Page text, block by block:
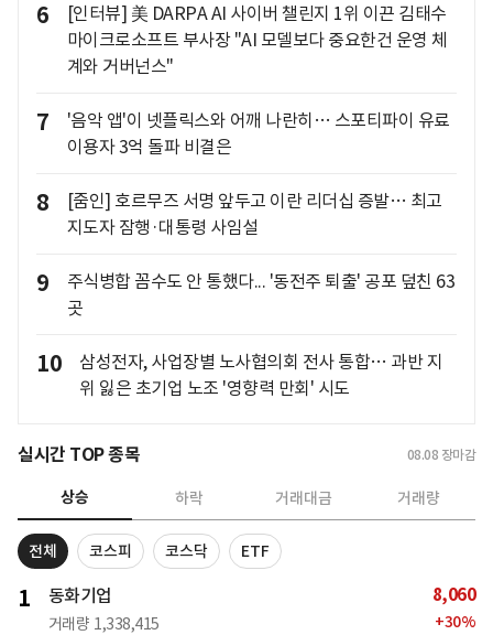
6
[인터뷰] 美 DARPA AI 사이버 챌린지 1위 이끈 김태수
마이크로소프트 부사장 "AI 모델보다 중요한건 운영 체
계와 거버넌스"
7
'음악 앱'이 넷플릭스와 어깨 나란히… 스포티파이 유료
이용자 3억 돌파 비결은
8
[줌인] 호르무즈 서명 앞두고 이란 리더십 증발… 최고
지도자 잠행·대통령 사임설
9
주식병합 꼼수도 안 통했다... '동전주 퇴출' 공포 덮친 63
곳
10
삼성전자, 사업장별 노사협의회 전사 통합… 과반 지
위 잃은 초기업 노조 '영향력 만회' 시도
실시간 TOP 종목 08.08 장마감
상승 하락 거래대금 거래량
전체 코스피 코스닥 ETF
1 동화기업
거래량 1,338,415
8,060
+30%